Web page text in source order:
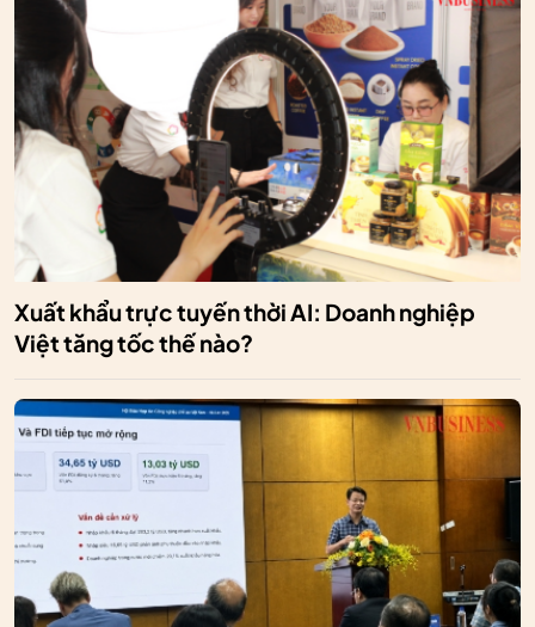
Xuất khẩu trực tuyến thời AI: Doanh nghiệp
Việt tăng tốc thế nào?